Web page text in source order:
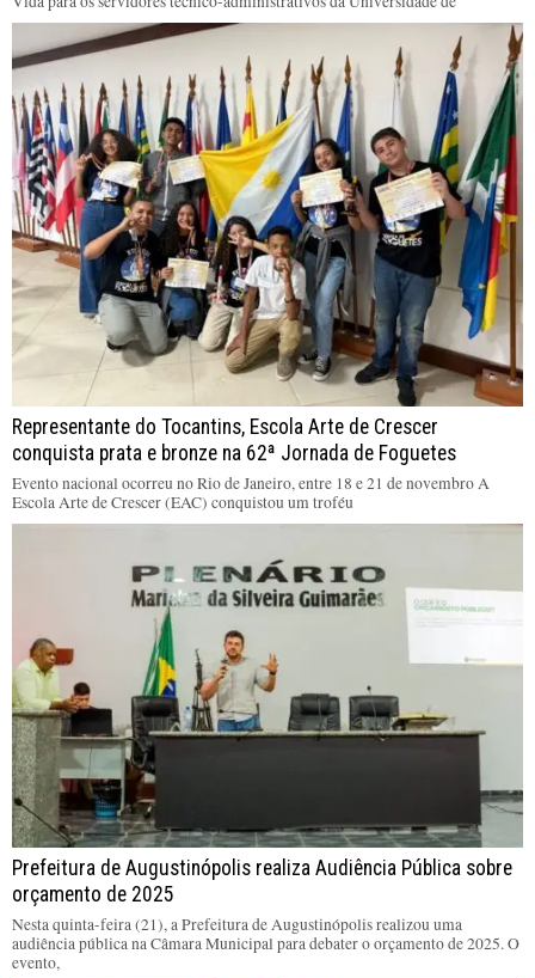
Representante do Tocantins, Escola Arte de Crescer
conquista prata e bronze na 62ª Jornada de Foguetes
Evento nacional ocorreu no Rio de Janeiro, entre 18 e 21 de novembro A
Escola Arte de Crescer (EAC) conquistou um troféu
Prefeitura de Augustinópolis realiza Audiência Pública sobre
orçamento de 2025
Nesta quinta-feira (21), a Prefeitura de Augustinópolis realizou uma
audiência pública na Câmara Municipal para debater o orçamento de 2025. O
evento,